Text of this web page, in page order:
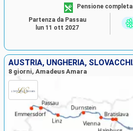
Pensione completa
Partenza da Passau
lun 11 ott 2027
8 giorni, Amadeus Amara